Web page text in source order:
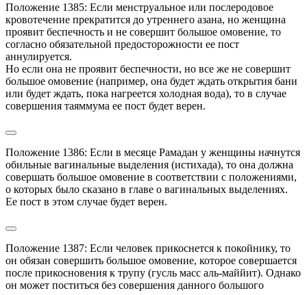
Положение 1385: Если менструальное или послеродовое
кровотечение прекратится до утреннего азана, но женщина
проявит беспечность и не совершит большое омовение, то
согласно обязательной предосторожности ее пост
аннулируется.
Но если она не проявит беспечности, но все же не совершит
большое омовение (например, она будет ждать открытия бани
или будет ждать, пока нагреется холодная вода), то в случае
совершения таяммума ее пост будет верен.
Положение 1386: Если в месяце Рамадан у женщины начнутся
обильные вагинальные выделения (истихада), то она должна
совершать большое омовение в соответствии с положениями,
о которых было сказано в главе о вагинальных выделениях.
Ее пост в этом случае будет верен.
Положение 1387: Если человек прикоснется к покойнику, то
он обязан совершить большое омовение, которое совершается
после прикосновения к трупу (гусль масс аль-маййит). Однако
он может поститься без совершения данного большого